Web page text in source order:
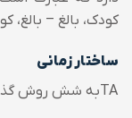
کودک، بالغ – بالغ،
ساختار زمانی
TAبه شش روش